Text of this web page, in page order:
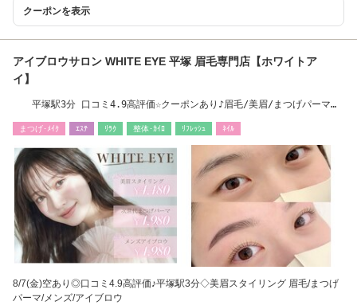
クーポンを表示
アイブロウサロン WHITE EYE 平塚 眉毛専門店【ホワイトア
イ】
平塚駅3分 口コミ4.9高評価☆クーポンあり♪眉毛/美眉/まつげパーマ
まつげ･ﾒｲｸ ｴｽﾃ ﾘﾗｸ 整体･ｶｲﾛ ﾘﾌﾚｯｼｭ ﾈｲﾙ
8/7(金)空あり◎口コミ4.9高評価♪平塚駅3分◇美眉スタイリング 眉毛/まつげ
パーマ/メンズ/アイブロウ